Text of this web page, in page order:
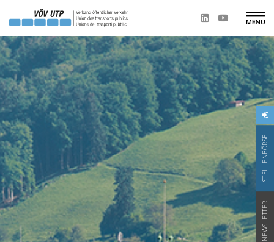
STELLENBÖRSE
NEWSLETTER